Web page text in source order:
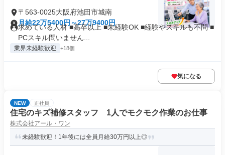
〒563-0025大阪府池田市城南
月給22万5400円～27万9400円
求めている人材 ■高卒以上 ■未経験OK ■経験やスキルも不問 ■
PCスキル問いません...
業界未経験歓迎 +18個
気になる
NEW 正社員
住宅のキズ補修スタッフ 1人でモクモク作業のお仕事
株式会社アール・ワン
未経験歓迎！1年後には全員月給30万円以上◎